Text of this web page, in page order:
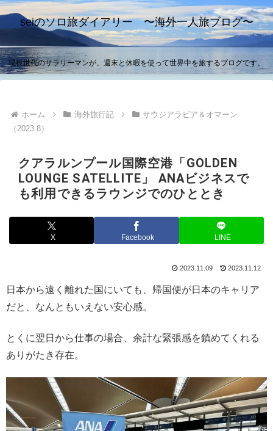
seiのソロ旅ダイアリー 〜海外一人旅ブログ〜
現役世代のサラリーマンが、週末と休暇を使って世界中を旅するブログです。
ホーム 海外旅行記
サウジアラビア＆オマーン
（2023.8）
クアラルンプール国際空港「GOLDEN
LOUNGE SATELLITE」 ANAビジネスで
も利用できるラウンジでのひととき
X Facebook LINE
2023.11.09 2023.11.12
日本から遠く離れた国にいても、帰国便が日本のキャリア
だと、なんともいえない安心感。
とくに翌日から仕事の場合、余計な緊張感を鎮めてくれる
ありがたき存在。